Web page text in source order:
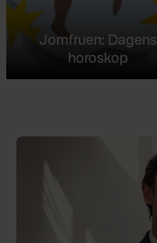
Jomfruen: Dagens
horoskop